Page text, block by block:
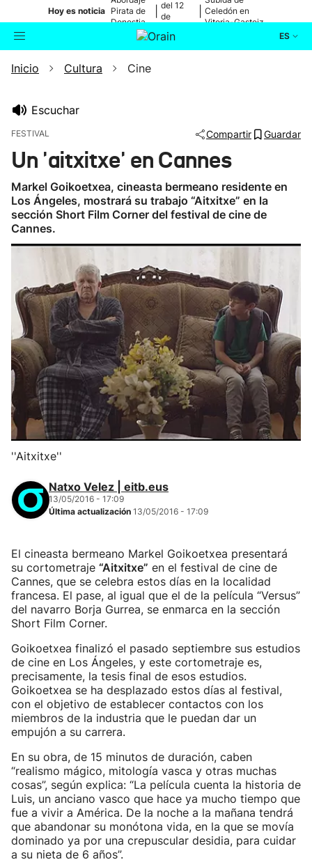
Hoy es noticia Pirata de
Donostia
del 12
de
Celedón en
Vitoria-Gasteiz
ES
Buscador Actualidad
Ikusmiran
Eguraldia
Inicio Cultura Cine
Escuchar
FESTIVAL Compartir Guardar
Un 'aitxitxe' en Cannes
Markel Goikoetxea, cineasta bermeano residente en
Los Ángeles, mostrará su trabajo “Aitxitxe” en la
sección Short Film Corner del festival de cine de
Cannes.
''Aitxitxe''
Natxo Velez | eitb.eus
13/05/2016 - 17:09
Última actualización 13/05/2016 - 17:09
El cineasta bermeano Markel Goikoetxea presentará
su cortometraje “Aitxitxe” en el festival de cine de
Cannes, que se celebra estos días en la localidad
francesa. El pase, al igual que el de la película “Versus”
del navarro Borja Gurrea, se enmarca en la sección
Short Film Corner.
Goikoetxea finalizó el pasado septiembre sus estudios
de cine en Los Ángeles, y este cortometraje es,
precisamente, la tesis final de esos estudios.
Goikoetxea se ha desplazado estos días al festival,
con el objetivo de establecer contactos con los
miembros de la industria que le puedan dar un
empujón a su carrera.
En su obra, de 15 minutos de duración, caben
“realismo mágico, mitología vasca y otras muchas
cosas”, según explica: “La película cuenta la historia de
Luis, un anciano vasco que hace ya mucho tiempo que
fue a vivir a América. De la noche a la mañana tendrá
que abandonar su monótona vida, en la que se movía
dominado ya por una crepuscular desidia, para cuidar
a su nieta de 6 años”.